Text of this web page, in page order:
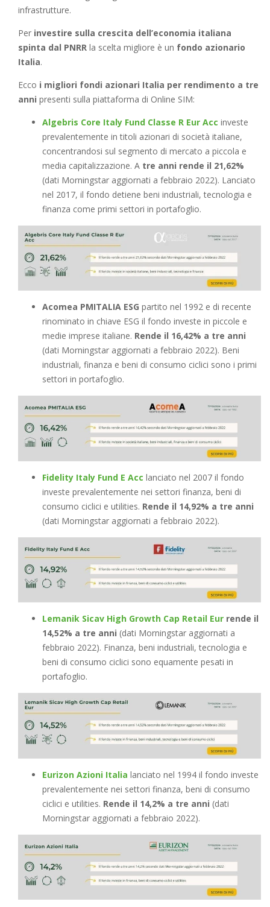
infrastrutture.
Per investire sulla crescita dell’economia italiana
spinta dal PNRR la scelta migliore è un fondo azionario
Italia.
Ecco i migliori fondi azionari Italia per rendimento a tre
anni presenti sulla piattaforma di Online SIM:
Algebris Core Italy Fund Classe R Eur Acc investe
prevalentemente in titoli azionari di società italiane,
concentrandosi sul segmento di mercato a piccola e
media capitalizzazione. A tre anni rende il 21,62%
(dati Morningstar aggiornati a febbraio 2022). Lanciato
nel 2017, il fondo detiene beni industriali, tecnologia e
finanza come primi settori in portafoglio.
Acomea PMITALIA ESG partito nel 1992 e di recente
rinominato in chiave ESG il fondo investe in piccole e
medie imprese italiane. Rende il 16,42% a tre anni
(dati Morningstar aggiornati a febbraio 2022). Beni
industriali, finanza e beni di consumo ciclici sono i primi
settori in portafoglio.
Fidelity Italy Fund E Acc lanciato nel 2007 il fondo
investe prevalentemente nei settori finanza, beni di
consumo ciclici e utilities. Rende il 14,92% a tre anni
(dati Morningstar aggiornati a febbraio 2022).
Lemanik Sicav High Growth Cap Retail Eur rende il
14,52% a tre anni (dati Morningstar aggiornati a
febbraio 2022). Finanza, beni industriali, tecnologia e
beni di consumo ciclici sono equamente pesati in
portafoglio.
Eurizon Azioni Italia lanciato nel 1994 il fondo investe
prevalentemente nei settori finanza, beni di consumo
ciclici e utilities. Rende il 14,2% a tre anni (dati
Morningstar aggiornati a febbraio 2022).